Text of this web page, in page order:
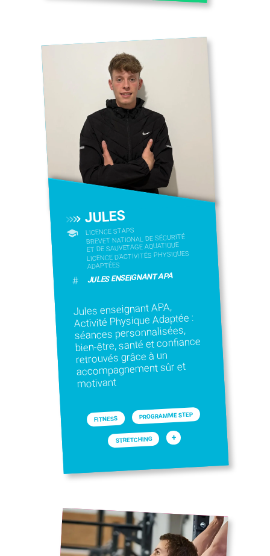
JULES
LICENCE STAPS
BREVET NATIONAL DE SÉCURITÉ
ET DE SAUVETAGE AQUATIQUE
LICENCE D’ACTIVITÉS PHYSIQUES
ADAPTÉES
# JULES ENSEIGNANT APA
Jules enseignant APA,
Activité Physique Adaptée :
séances personnalisées,
bien-être, santé et confiance
retrouvés grâce à un
accompagnement sûr et
motivant
FITNESS PROGRAMME STEP
STRETCHING +